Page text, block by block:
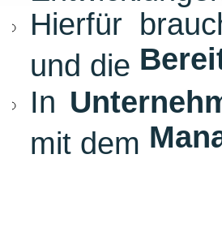
Hierfür
und die
In
mit dem